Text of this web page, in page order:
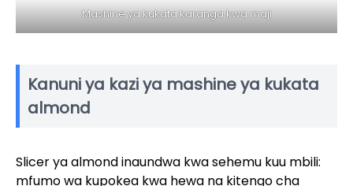
Mashine ya kukata karanga kwa maji
Kanuni ya kazi ya mashine ya kukata
almond
Slicer ya almond inaundwa kwa sehemu kuu mbili:
mfumo wa kupokea kwa hewa na kitengo cha